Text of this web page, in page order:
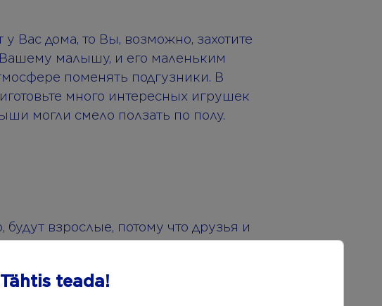
Вас дома, то Вы, возможно, захотите
малышу, и его маленьким
поменять подгузники. В
много интересных игрушек
могли смело ползать по полу.
будут взрослые, потому что друзья и
курить снаружи.
Tähtis teada!